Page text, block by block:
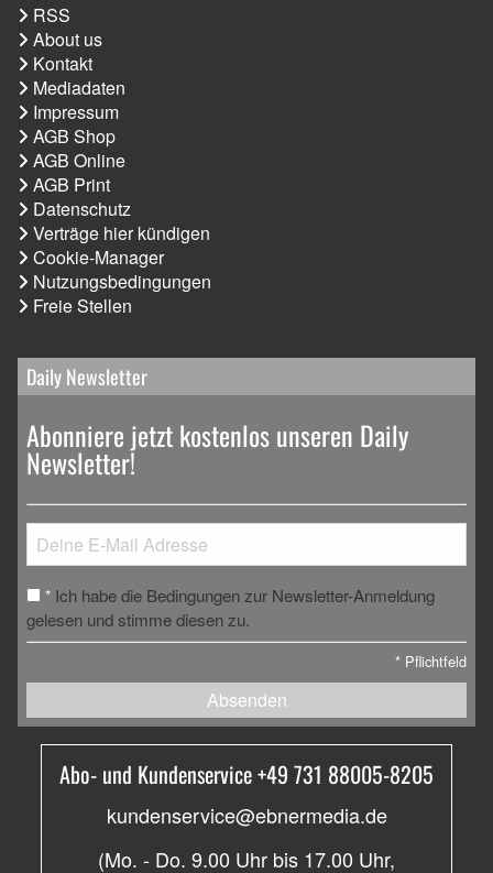
RSS
About us
Kontakt
Mediadaten
Impressum
AGB Shop
AGB Online
AGB Print
Datenschutz
Verträge hier kündigen
Cookie-Manager
Nutzungsbedingungen
Freie Stellen
Daily Newsletter
Abonniere jetzt kostenlos unseren Daily
Newsletter!
* Ich habe die Bedingungen zur Newsletter-Anmeldung
gelesen und stimme diesen zu.
* Pflichtfeld
Absenden
Abo- und Kundenservice +49 731 88005-8205
kundenservice@ebnermedia.de
(Mo. - Do. 9.00 Uhr bis 17.00 Uhr,